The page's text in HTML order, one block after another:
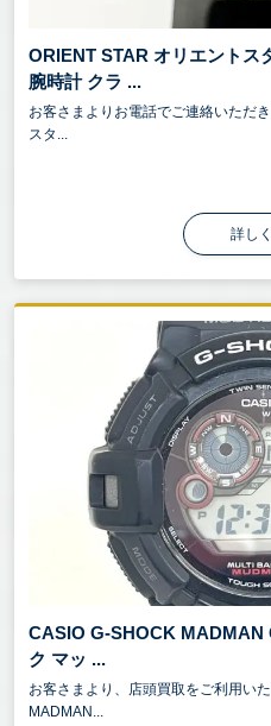
ORIENT STAR オリエントス
腕時計 クラ ...
お客さまよりお電話でご連絡いただ
スタ...
詳し
CASIO G-SHOCK MADMAN
ク マッ ...
お客さまより、店頭買取をご利用い
MADMAN...